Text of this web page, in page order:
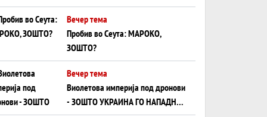
што НЕМААТ ВНУЦИ ДА ГИ
ЗАМЕНАТ
Вечер тема
Пробив во Сеута: МАРОКО,
ЗОШТО?
Вечер тема
Виолетова империја под дронови
- ЗОШТО УКРАИНА ГО НАПАДНА